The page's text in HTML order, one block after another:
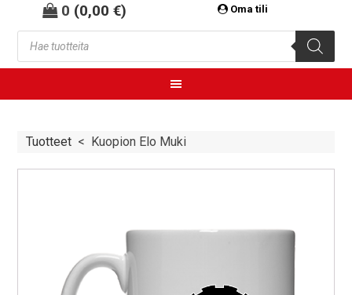
0 (0,00€) Oma tili
Tuotteet < Kuopion Elo Muki